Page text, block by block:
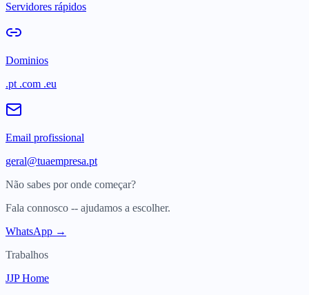
Servidores rápidos
Dominios
.pt .com .eu
Email profissional
geral@tuaempresa.pt
Não sabes por onde começar?
Fala connosco -- ajudamos a escolher.
WhatsApp →
Trabalhos
JJP Home